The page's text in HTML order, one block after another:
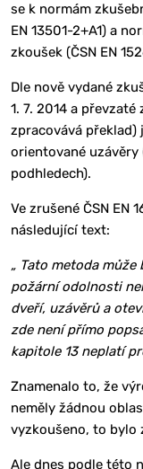
se k normám
EN 13501-2+A1) a
zkoušek (ČSN EN
Dle nově vydané
1. 7. 2014 a
zpracovává
orientované
podhledech).
Ve zrušené ČSN EN
následující text:
„ Tato metoda
požární odolnosti
dveří, uzávěrů a
zde není přímo
kapitole 13 neplatí
Znamenalo to, že
neměly žádnou
vyzkoušeno, to bylo
Ale dnes podle této